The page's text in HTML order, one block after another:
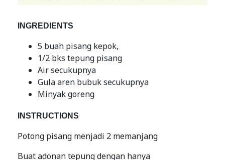
INGREDIENTS
5 buah pisang kepok,
1/2 bks tepung pisang
Air secukupnya
Gula aren bubuk secukupnya
Minyak goreng
INSTRUCTIONS
Potong pisang menjadi 2 memanjang
Buat adonan tepung dengan hanya